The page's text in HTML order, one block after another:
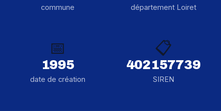
commune département Loiret
📅
1995
date de création
📋
402157739
SIREN